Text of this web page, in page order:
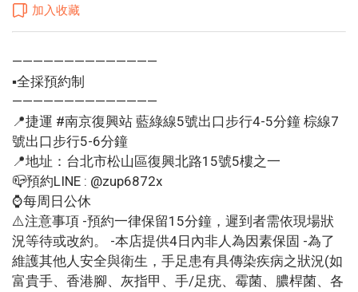
加入收藏
——————————————
▪️全採預約制
——————————————
📍捷運 #南京復興站 藍綠線5號出口步行4-5分鐘 棕線7
號出口步行5-6分鐘
📍地址：台北市松山區復興北路15號5樓之一
📪預約LINE : @zup6872x
⌚️每周日公休
⚠️注意事項 -預約一律保留15分鐘，遲到者需依現場狀
況等待或改約。 -本店提供4日內非人為因素保固 -為了
維護其他人安全與衛生，手足患有具傳染疾病之狀況(如
富貴手、香港腳、灰指甲、手/足疣、霉菌、膿桿菌、各